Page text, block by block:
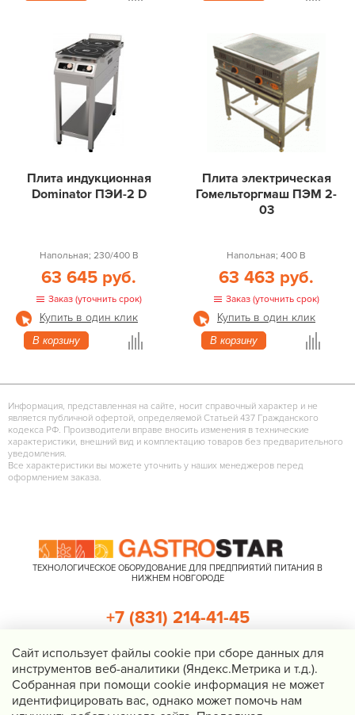
Плита индукционная
Dominator ПЭИ-2 D
Напольная; 230/400 В
63 645 руб.
Заказ (уточнить срок)
Купить в один клик
В корзину
Плита электрическая
Гомельторгмаш ПЭМ 2-
03
Напольная; 400 В
63 463 руб.
Заказ (уточнить срок)
Купить в один клик
В корзину
Информация, представленная на сайте, носит справочный характер и не
является публичной офертой, определяемой Статьей 437 Гражданского
кодекса РФ. Производители вправе вносить изменения в технические
характеристики, внешний вид и комплектацию товаров без предварительного
уведомления.
Все характеристики вы можете уточнить у наших менеджеров перед
оформлением заказа.
ТЕХНОЛОГИЧЕСКОЕ ОБОРУДОВАНИЕ ДЛЯ ПРЕДПРИЯТИЙ ПИТАНИЯ В
НИЖНЕМ НОВГОРОДЕ
Нижний Новгород, Казанское шоссе, д. 4, корп. 3, пом. 1
+7 (831) 214-41-45
Перезвоните мне
Cайт использует файлы cookie при сборе данных для
инструментов веб-аналитики (Яндекс.Метрика и т.д.).
Собранная при помощи cookie информация не может
идентифицировать вас, однако может помочь нам